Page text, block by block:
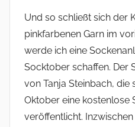
Und so schließt sich der
pinkfarbenen Garn im
werde ich eine
Socktober schaffen. Der
von Tanja Steinbach, die
Oktober eine kostenlose
veröffentlicht.